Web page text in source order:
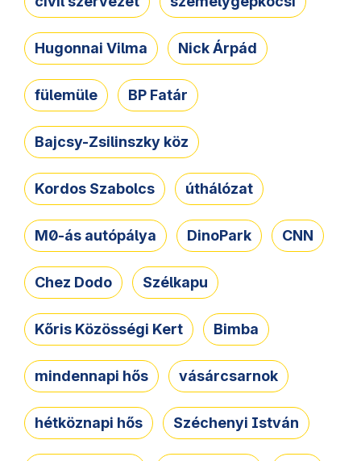
Hugonnai Vilma Nick Árpád
fülemüle BP Fatár
Bajcsy-Zsilinszky köz
Kordos Szabolcs úthálózat
M0-ás autópálya DinoPark CNN
Chez Dodo Szélkapu
Kőris Közösségi Kert Bimba
mindennapi hős vásárcsarnok
hétköznapi hős Széchenyi István